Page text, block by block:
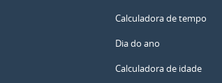
Calculadora de tempo
Dia do ano
Calculadora de idade